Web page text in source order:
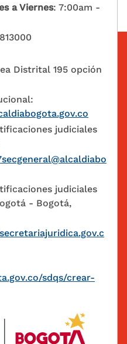
a Viernes: 7:00am -
Distrital 195 opción
judiciales
judiciales
- Bogotá,
sdqs/crear-